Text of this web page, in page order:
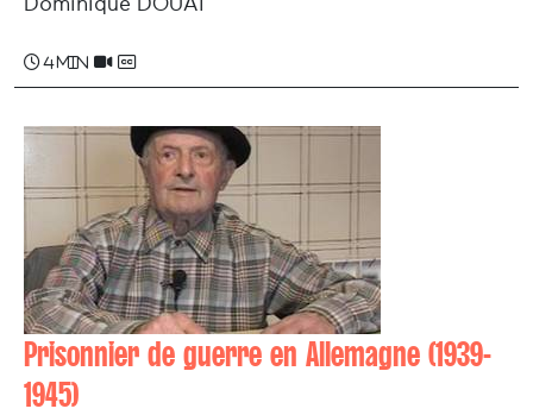
4 min
Prisonnier de guerre en Allemagne (1939-
1945)